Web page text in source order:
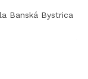
Banská Bystrica